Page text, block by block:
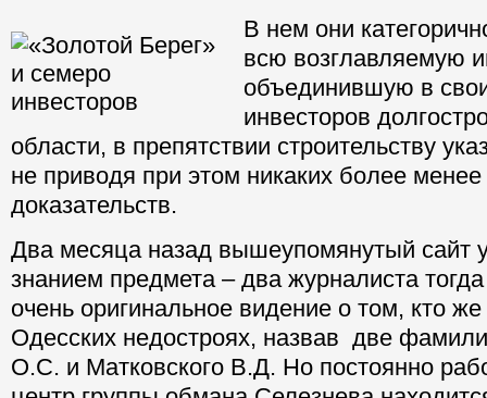
В нем они
всю возглавляемую
объединившую в
инвесторов
области, в препятствии строительству
не приводя при этом никаких более
доказательств.
Два месяца назад вышеупомянутый сайт
знанием предмета – два журналиста
очень оригинальное видение о том, кто
Одесских недостроях, назвав две
О.С. и Матковского В.Д. Но постоянно